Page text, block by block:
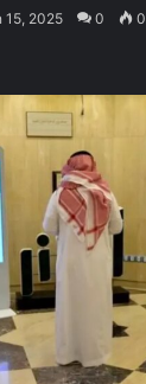
15, 2025 0 0